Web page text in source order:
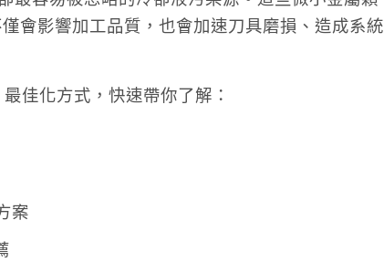
會影響加工品質，也會加速刀具磨損、造成系統
佳化方式，快速帶你了解：
案